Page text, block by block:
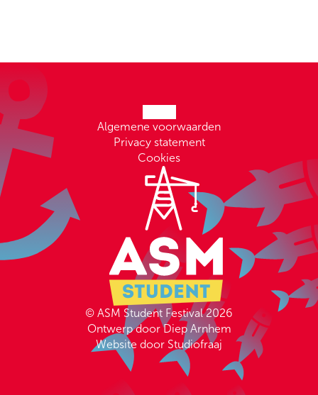
© ASM Student Festival 2026
Ontwerp door Diep Arnhem
Website door Studiofraaj
Algemene voorwaarden
Privacy statement
Cookies